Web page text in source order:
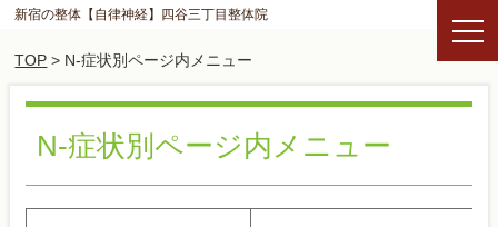
新宿の整体【自律神経】四谷三丁目整体院
TOP > N-症状別ページ内メニュー
N-症状別ページ内メニュー